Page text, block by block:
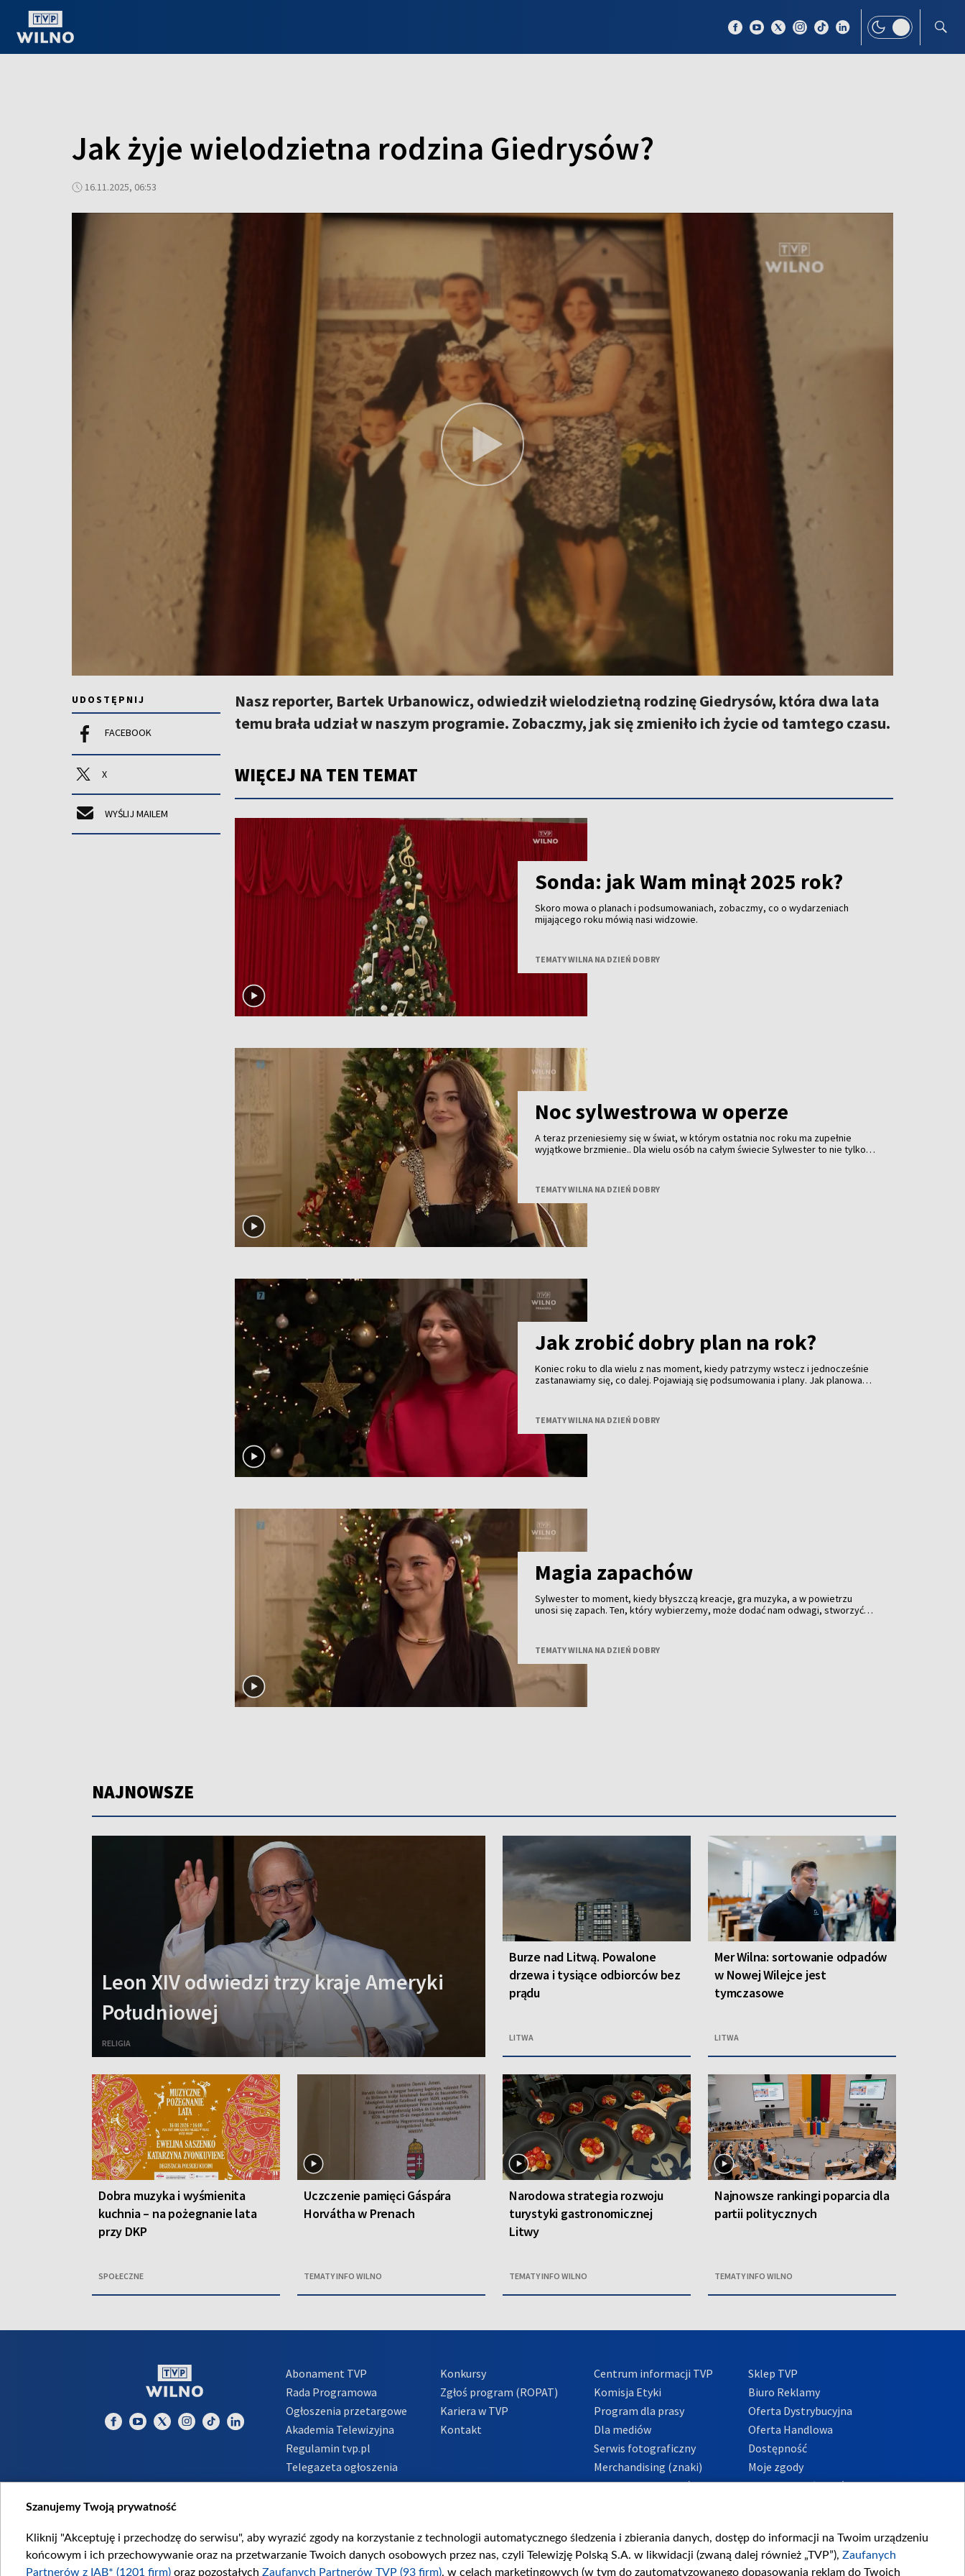
Jak żyje wielodzietna rodzina Giedrysów?
16.11.2025, 06:53
UDOSTĘPNIJ
FACEBOOK
X
WYŚLIJ MAILEM
Nasz reporter, Bartek Urbanowicz, odwiedził wielodzietną rodzinę Giedrysów, która dwa lata
temu brała udział w naszym programie. Zobaczmy, jak się zmieniło ich życie od tamtego czasu.
WIĘCEJ NA TEN TEMAT
Sonda: jak Wam minął 2025 rok?
Skoro mowa o planach i podsumowaniach, zobaczmy, co o wydarzeniach
mijającego roku mówią nasi widzowie.
TEMATY WILNA NA DZIEŃ DOBRY
Noc sylwestrowa w operze
A teraz przeniesiemy się w świat, w którym ostatnia noc roku ma zupełnie
wyjątkowe brzmienie.. Dla wielu osób na całym świecie Sylwester to nie tylko
śpiewaczka, artystka i osoba, która operę zna nie tylko z widowni, ale przede
wszystkim ze sceny.
TEMATY WILNA NA DZIEŃ DOBRY
Jak zrobić dobry plan na rok?
Koniec roku to dla wielu z nas moment, kiedy patrzymy wstecz i jednocześnie
zastanawiamy się, co dalej. Pojawiają się podsumowania i plany. Jak planować
relacjami i codziennymi wyzwaniami, które wszyscy znamy aż za dobrze.
TEMATY WILNA NA DZIEŃ DOBRY
Magia zapachów
Sylwester to moment, kiedy błyszczą kreacje, gra muzyka, a w powietrzu
unosi się zapach. Ten, który wybierzemy, może dodać nam odwagi, stworzyć
TEMATY WILNA NA DZIEŃ DOBRY
NAJNOWSZE
Leon XIV odwiedzi trzy kraje Ameryki
Południowej
RELIGIA
Burze nad Litwą. Powalone
drzewa i tysiące odbiorców bez
prądu
LITWA
Mer Wilna: sortowanie odpadów
w Nowej Wilejce jest
tymczasowe
LITWA
Dobra muzyka i wyśmienita
kuchnia – na pożegnanie lata
przy DKP
SPOŁECZNE
Uczczenie pamięci Gáspára
Horvátha w Prenach
TEMATY INFO WILNO
Narodowa strategia rozwoju
turystyki gastronomicznej
Litwy
TEMATY INFO WILNO
Najnowsze rankingi poparcia dla
partii politycznych
TEMATY INFO WILNO
Abonament TVP
Rada Programowa
Ogłoszenia przetargowe
Akademia Telewizyjna
Regulamin tvp.pl
Telegazeta ogłoszenia
Informacje o nadawcy
Konkursy
Zgłoś program (ROPAT)
Kariera w TVP
Kontakt
Centrum informacji TVP
Komisja Etyki
Program dla prasy
Dla mediów
Serwis fotograficzny
Merchandising (znaki)
Polityka Prywatności
Sklep TVP
Biuro Reklamy
Oferta Dystrybucyjna
Oferta Handlowa
Dostępność
Moje zgody
Procedura zgłoszeń
Szanujemy Twoją prywatność
Kliknij "Akceptuję i przechodzę do serwisu", aby wyrazić zgody na korzystanie z technologii automatycznego śledzenia i zbierania danych, dostęp do informacji na Twoim urządzeniu
końcowym i ich przechowywanie oraz na przetwarzanie Twoich danych osobowych przez nas, czyli Telewizję Polską S.A. w likwidacji (zwaną dalej również „TVP”), Zaufanych
Partnerów z IAB* (1201 firm) oraz pozostałych Zaufanych Partnerów TVP (93 firm), w celach marketingowych (w tym do zautomatyzowanego dopasowania reklam do Twoich